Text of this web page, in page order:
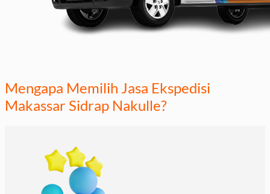
Mengapa Memilih Jasa Ekspedisi
Makassar Sidrap Nakulle?